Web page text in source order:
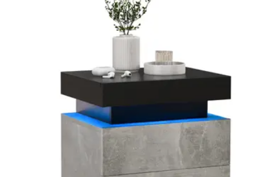
Guides et Tutoriels
Objets connectés
Connect Belgium